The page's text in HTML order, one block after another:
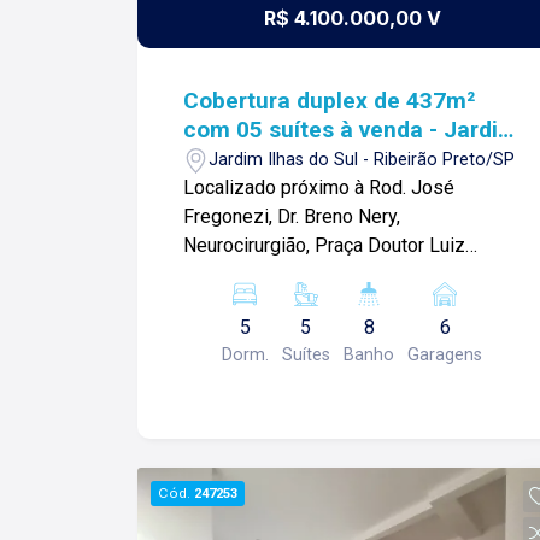
R$ 4.100.000,00 V
Cobertura duplex de 437m²
com 05 suítes à venda - Jardim
Ilhas do Sul
Jardim Ilhas do Sul - Ribeirão Preto/SP
Localizado próximo à Rod. José
Fregonezi, Dr. Breno Nery,
Neurocirurgião, Praça Doutor Luiz
comércios. Cobertura duplex de 437m²
com: -05 suítes; -Sala 03 ambientes;
-01 banheiro social; -Varanda gourmet
garagem; Diferenciais do imóvel: -
Nunca habitado; -Vista panorâmica; -
Ponto para ares-condicionados; -
5
Dorm.
5
Suítes
8
Banho
6
Garagens
Cód. 247253